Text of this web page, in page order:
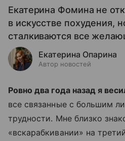
Екатерина Фомина не
в искусстве похудения,
сталкиваются все
Екатерина Опарина
Автор новостей
Ровно два года назад я
все связанные с большим
трудности. Мне близко
«вскарабкивании» на